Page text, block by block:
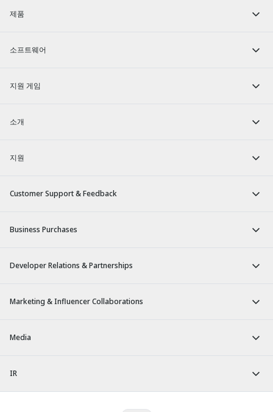
제품
소프트웨어
지원 게임
소개
지원
Customer Support & Feedback
Business Purchases
Developer Relations & Partnerships
Marketing & Influencer Collaborations
Media
IR